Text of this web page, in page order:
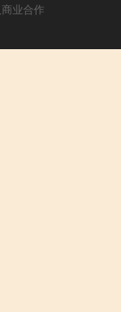
业合作